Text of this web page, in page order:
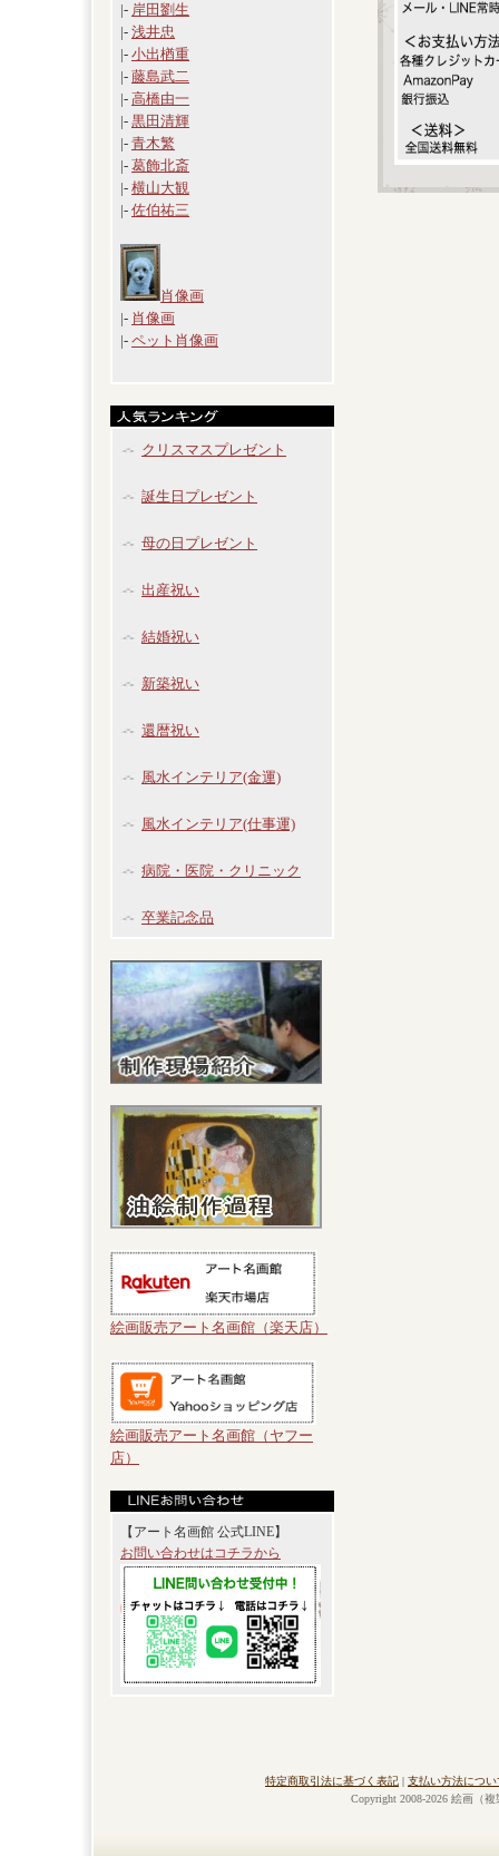
|- 岸田劉生
|- 浅井忠
|- 小出楢重
|- 藤島武二
|- 高橋由一
|- 黒田清輝
|- 青木繁
|- 葛飾北斎
|- 横山大観
|- 佐伯祐三
肖像画
|- 肖像画
|- ペット肖像画
クリスマスプレゼント
誕生日プレゼント
母の日プレゼント
出産祝い
結婚祝い
新築祝い
還暦祝い
風水インテリア(金運)
風水インテリア(仕事運)
病院・医院・クリニック
卒業記念品
絵画販売アート名画館（楽天店）
絵画販売アート名画館（ヤフー
店）
【アート名画館 公式LINE】
お問い合わせはコチラから
特定商取引法に基づく表記 | 支払い方法につい
Copyright 2008-2026 絵画（